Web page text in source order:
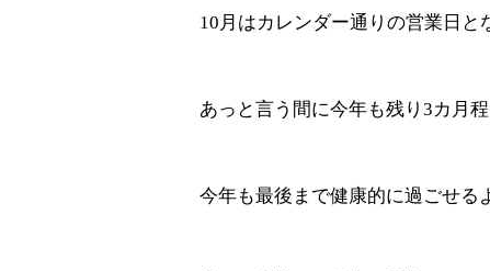
10月はカレンダー通りの営業日と
あっと言う間に今年も残り3カ月
今年も最後まで健康的に過ごせ